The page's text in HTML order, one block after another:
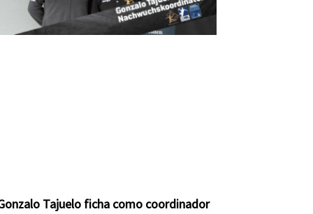
Tajuelo ficha como coordinador